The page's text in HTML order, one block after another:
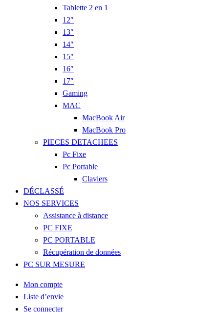
Tablette 2 en 1
12″
13″
14″
15″
16″
17″
Gaming
MAC
MacBook Air
MacBook Pro
PIECES DETACHEES
Pc Fixe
Pc Portable
Claviers
DÉCLASSÉ
NOS SERVICES
Assistance à distance
PC FIXE
PC PORTABLE
Récupération de données
PC SUR MESURE
Mon compte
Liste d’envie
Se connecter